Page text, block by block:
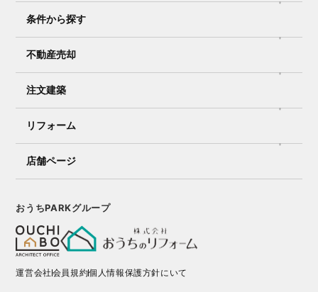
条件から探す
不動産売却
注文建築
リフォーム
店舗ページ
おうちPARKグループ
運営会社会員規約個人情報保護方針にいて